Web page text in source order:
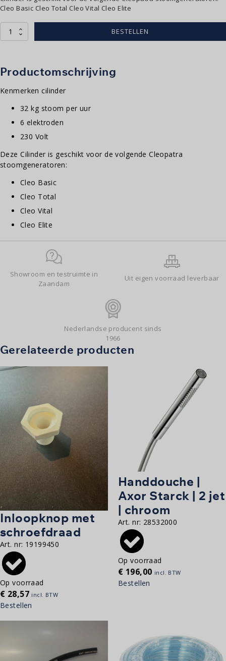
Cleo Basic Cleo Total Cleo Vital Cleo Elite
Cilinder
3262
BESTELLEN
Productomschrijving
Kenmerken cilinder
32 kg stoom per uur
6 elektroden
230 Volt
Deze Cilinder is geschikt voor de volgende Cleopatra
stoomgeneratoren:
Cleo Basic
Cleo Total
Cleo Vital
Cleo Elite
Showroom en testruimte in
Zaandam
Uit eigen voorraad leverbaar
Nederlandse producent sinds
1966
Gerelateerde producten
Inloopknop met
schroefdraad
Art. nr: 19199450
Op voorraad
€ 28,57 incl. BTW
Bestellen
Handdouche |
Axor Starck | 2 jet
| chroom
Art. nr: 28532000
Op voorraad
€ 196,00 incl. BTW
Bestellen